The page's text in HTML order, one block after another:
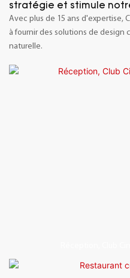
stratégie et stimule
Avec plus de 15 ans d'expertise,
à fournir des solutions de design
naturelle.